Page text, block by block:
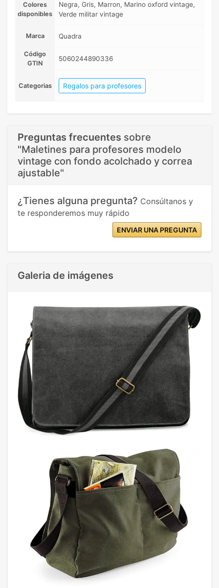
Colores
disponibles
Negra, Gris, Marron, Marino oxford vintage,
Verde militar vintage
Marca Quadra
Código
GTIN
5060244890336
Categorias Regalos para profesores
Preguntas frecuentes sobre
"Maletines para profesores modelo
vintage con fondo acolchado y correa
ajustable"
¿Tienes alguna pregunta? Consúltanos y
te responderemos muy rápido
ENVIAR UNA PREGUNTA
Galeria de imágenes